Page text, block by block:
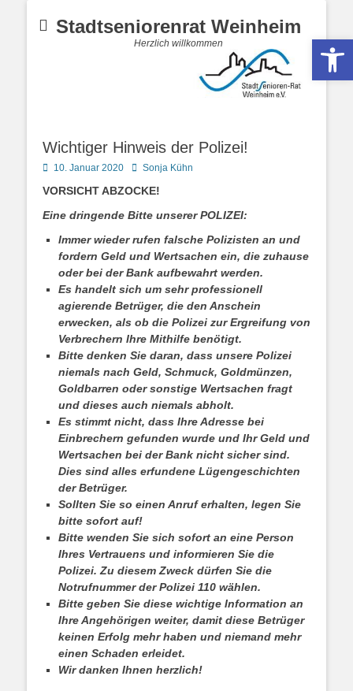
Stadtseniorenrat Weinheim
Herzlich willkommen
Wichtiger Hinweis der Polizei!
Posted
10. Januar 2020 AutorSonja Kühn
VORSICHT ABZOCKE!
Eine dringende Bitte unserer POLIZEI:
Immer wieder rufen falsche Polizisten an und
fordern Geld und Wertsachen ein, die zuhause
oder bei der Bank aufbewahrt werden.
Es handelt sich um sehr professionell
agierende Betrüger, die den Anschein
erwecken, als ob die Polizei zur Ergreifung von
Verbrechern Ihre Mithilfe benötigt.
Bitte denken Sie daran, dass unsere Polizei
niemals nach Geld, Schmuck, Goldmünzen,
Goldbarren oder sonstige Wertsachen fragt
und dieses auch niemals abholt.
Es stimmt nicht, dass Ihre Adresse bei
Einbrechern gefunden wurde und Ihr Geld und
Wertsachen bei der Bank nicht sicher sind.
Dies sind alles erfundene Lügengeschichten
der Betrüger.
Sollten Sie so einen Anruf erhalten, legen Sie
bitte sofort auf!
Bitte wenden Sie sich sofort an eine Person
Ihres Vertrauens und informieren Sie die
Polizei. Zu diesem Zweck dürfen Sie die
Notrufnummer der Polizei 110 wählen.
Bitte geben Sie diese wichtige Information an
Ihre Angehörigen weiter, damit diese Betrüger
keinen Erfolg mehr haben und niemand mehr
einen Schaden erleidet.
Wir danken Ihnen herzlich!